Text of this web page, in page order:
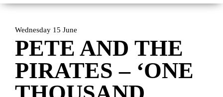
Wednesday 15 June
PETE AND THE
PIRATES – ‘ONE